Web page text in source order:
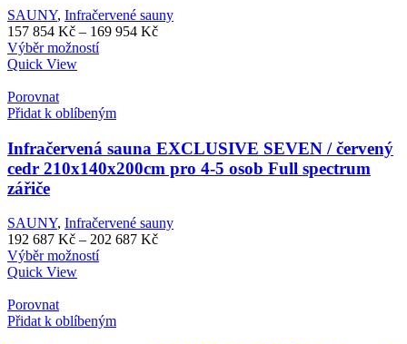
SAUNY, Infračervené sauny
157 854 Kč – 169 954 KčRozpětí
Výběr možnostíTento
variant.
lze
vybrat
na
Quick View
Porovnat
Přidat k oblíbeným
Infračervená sauna EXCLUSIVE SEVEN / červený
cedr 210x140x200cm pro 4-5 osob Full spectrum
zářiče
SAUNY, Infračervené sauny
192 687 Kč – 202 687 KčRozpětí
Výběr možnostíTento
variant.
Quick View
Porovnat
Přidat k oblíbeným